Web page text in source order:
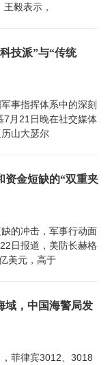
毅表示，
技派”与“传统
事指挥体系中的深刻
7月21日晚在社交媒体
山大瑟尔
资金短缺的“双重夹
的冲击，军事行动面
日报道，美防长赫格
美元，高于
域，中国海警局发
菲律宾3012、3018